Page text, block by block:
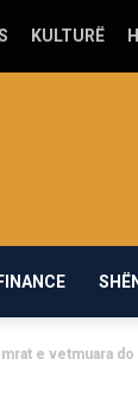
KULTURË
FINANCE
e vetmuara